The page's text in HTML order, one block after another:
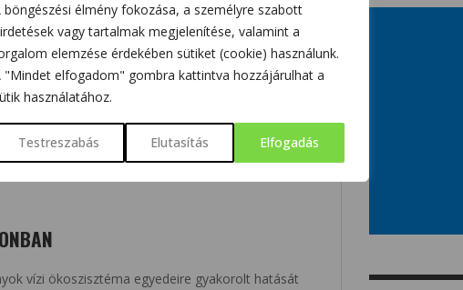
böngészési élmény fokozása, a személyre szabott
vagy tartalmak megjelenítése, valamint a
elemzése érdekében sütiket (cookie) használunk.
"Mindet elfogadom" gombra kattintva hozzájárulhat a
használatához.
Testreszabás Elutasítás Elfogadás
vízi ökoszisztéma egyedeire gyakorolt hatását